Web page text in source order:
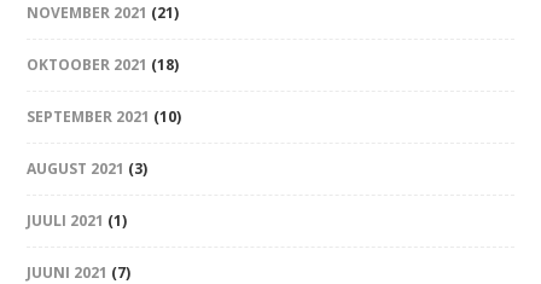
NOVEMBER 2021 (21)
OKTOOBER 2021 (18)
SEPTEMBER 2021 (10)
AUGUST 2021 (3)
JUULI 2021 (1)
JUUNI 2021 (7)